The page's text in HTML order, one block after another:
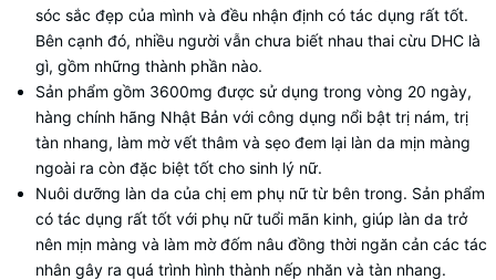
sóc sắc đẹp của mình và đều nhận định có tác dụng rất tốt.
Bên cạnh đó, nhiều người vẫn chưa biết nhau thai cừu DHC là
gì, gồm những thành phần nào.
Sản phẩm gồm 3600mg được sử dụng trong vòng 20 ngày,
hàng chính hãng Nhật Bản với công dụng nổi bật trị nám, trị
tàn nhang, làm mờ vết thâm và sẹo đem lại làn da mịn màng
ngoài ra còn đặc biệt tốt cho sinh lý nữ.
Nuôi dưỡng làn da của chị em phụ nữ từ bên trong. Sản phẩm
có tác dụng rất tốt với phụ nữ tuổi mãn kinh, giúp làn da trở
nên mịn màng và làm mờ đốm nâu đồng thời ngăn cản các tác
nhân gây ra quá trình hình thành nếp nhăn và tàn nhang.